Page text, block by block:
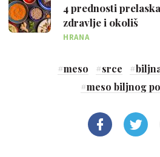
4 prednosti
zdravlje i okoliš
HRANA
#meso #srce #
#meso biljnog